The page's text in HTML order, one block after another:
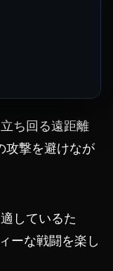
ち回る遠距離
攻撃を避けなが
しているた
ーな戦闘を楽し